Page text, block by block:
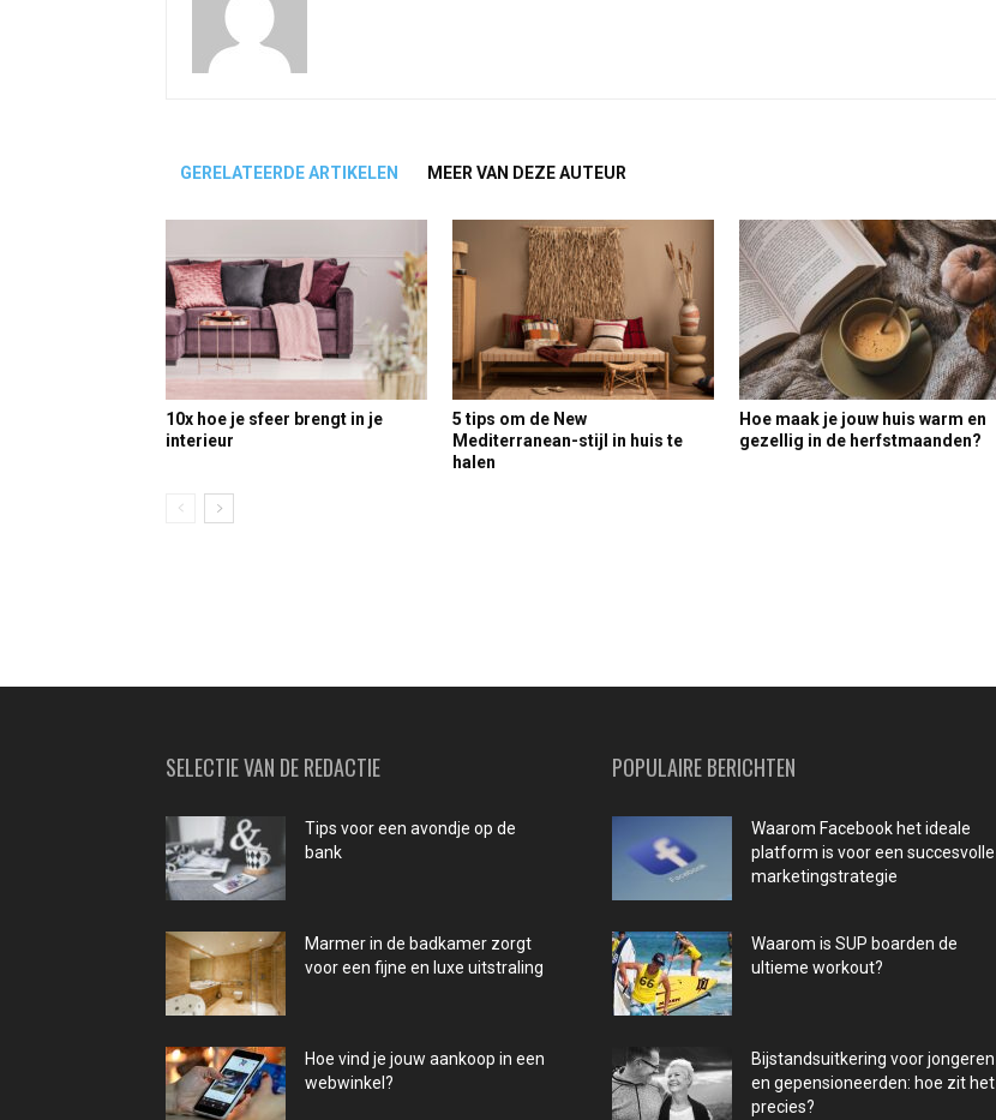
GERELATEERDE ARTIKELEN MEER VAN DEZE AUTEUR
10x hoe je sfeer brengt in je
interieur
5 tips om de New
Mediterranean-stijl in huis te
halen
Hoe maak je jouw huis warm en
gezellig in de herfstmaanden?
SELECTIE VAN DE REDACTIE
Tips voor een avondje op de
bank
Marmer in de badkamer zorgt
voor een fijne en luxe uitstraling
Hoe vind je jouw aankoop in een
webwinkel?
POPULAIRE BERICHTEN
Waarom Facebook het ideale
platform is voor een succesvolle
marketingstrategie
Waarom is SUP boarden de
ultieme workout?
Bijstandsuitkering voor jongeren
en gepensioneerden: hoe zit het
precies?